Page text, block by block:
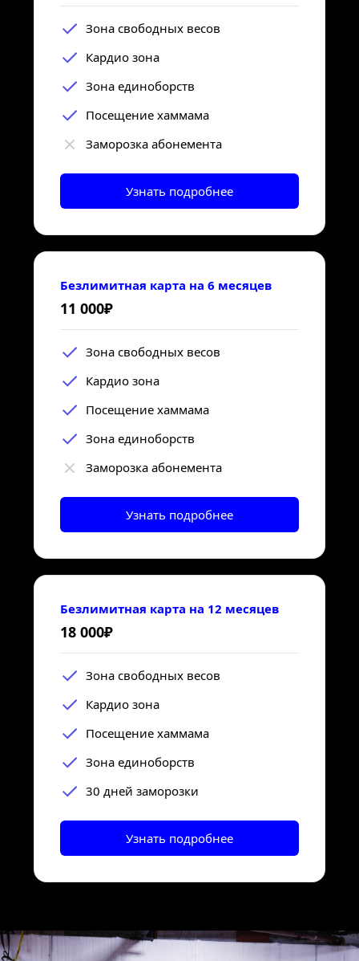
Зона свободных весов
Кардио зона
Зона единоборств
Посещение хаммама
Заморозка абонемента
Узнать подробнее
Безлимитная карта на 6 месяцев
11 000₽
Зона свободных весов
Кардио зона
Посещение хаммама
Зона единоборств
Заморозка абонемента
Узнать подробнее
Безлимитная карта на 12 месяцев
18 000₽
Зона свободных весов
Кардио зона
Посещение хаммама
Зона единоборств
30 дней заморозки
Узнать подробнее